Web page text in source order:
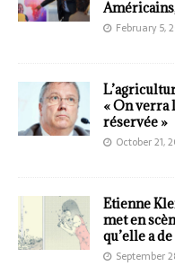
February 5,
« On verra
réservée »
October 21,
Etienne
met en
qu’elle a
September